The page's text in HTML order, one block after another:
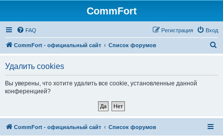
CommFort
FAQ Вход
Регистрация
CommFort - официальный сайт Список форумов
Удалить cookies
Вы уверены, что хотите удалить все cookie, установленные данной
конференцией?
CommFort - официальный сайт Список форумов